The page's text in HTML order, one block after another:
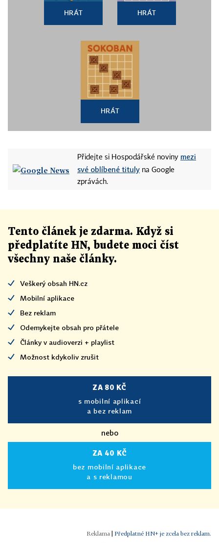
HRÁT HRÁT
HRÁT
Přidejte si Hospodářské noviny mezi
své oblíbené tituly na Google
zprávách.
Tento článek je zdarma. Když si
předplatíte HN, budete moci číst
všechny naše články.
Veškerý obsah HN.cz
Mobilní aplikace
Bez reklam
Odemykejte obsah pro přátele
Články v audioverzi + playlist
Možnost kdykoliv zrušit
ZA 80 KČ
s mobilní aplikací
a bez reklam
nebo
ZA 40 KČ
bez mobilní aplikace
a s reklamou
Předplatné HN+ je zcela bez reklam.